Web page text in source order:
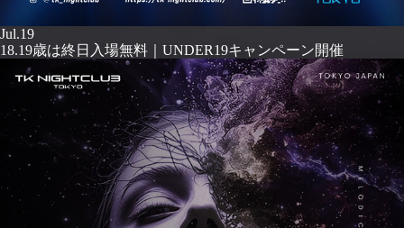
Jul.19
18.19歳は終日入場無料｜UNDER19キャンペーン開催